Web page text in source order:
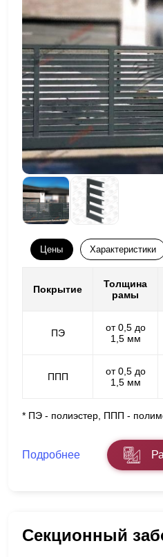
Цены Характеристики
Покрытие
Толщина
рамы
ПЭ
от 0,5 до
1,5 мм
ППП
от 0,5 до
1,5 мм
* ПЭ - полиэстер, ППП -
Подробнее
Секционный